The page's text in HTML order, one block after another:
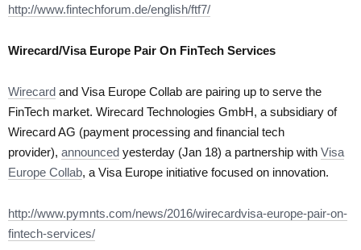
http://www.fintechforum.de/english/ftf7/
Wirecard/Visa Europe Pair On FinTech Services
Wirecard and Visa Europe Collab are pairing up to serve the
FinTech market. Wirecard Technologies GmbH, a subsidiary of
Wirecard AG (payment processing and financial tech
provider), announced yesterday (Jan 18) a partnership with Visa
Europe Collab, a Visa Europe initiative focused on innovation.
http://www.pymnts.com/news/2016/wirecardvisa-europe-pair-on-
fintech-services/